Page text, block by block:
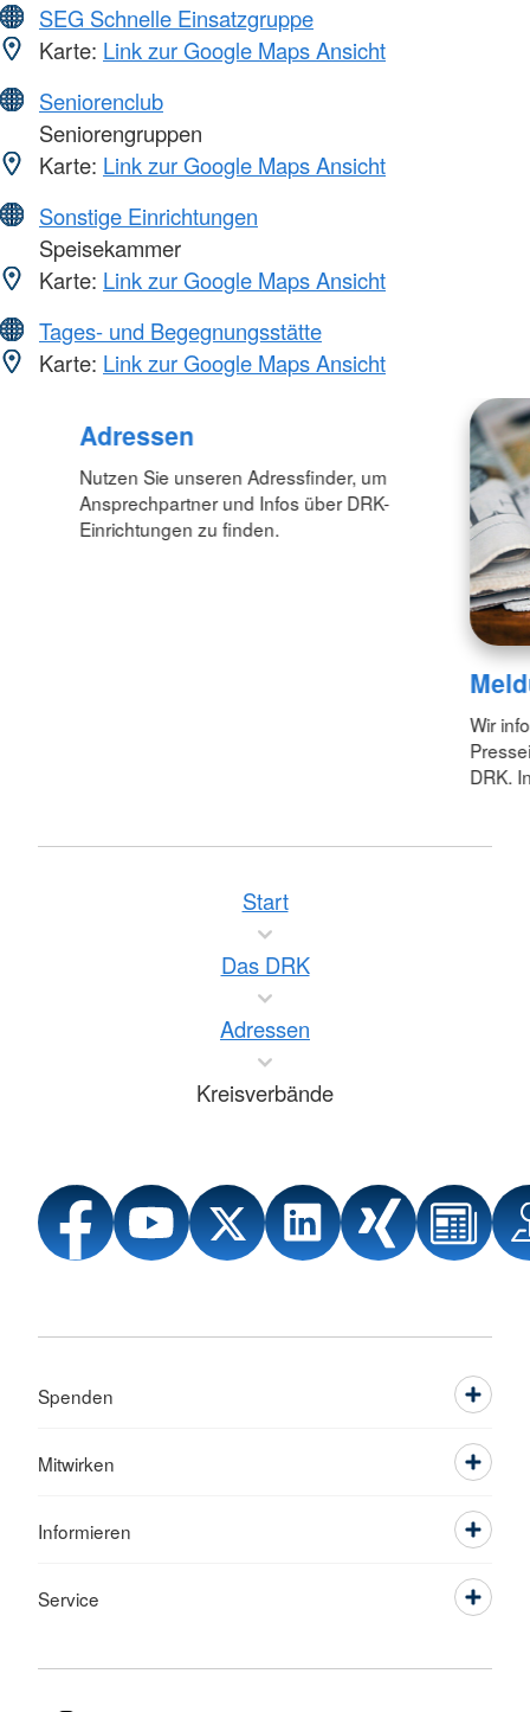
SEG Schnelle Einsatzgruppe
Karte: Link zur Google Maps Ansicht
Seniorenclub
Seniorengruppen
Karte: Link zur Google Maps Ansicht
Sonstige Einrichtungen
Speisekammer
Karte: Link zur Google Maps Ansicht
Tages- und Begegnungsstätte
Karte: Link zur Google Maps Ansicht
Adressen
Nutzen Sie unseren Adressfinder, um
Ansprechpartner und Infos über DRK-
Einrichtungen zu finden.
Wir
DRK.
Start
Das DRK
Adressen
Kreisverbände
Spenden
Mitwirken
Informieren
Service